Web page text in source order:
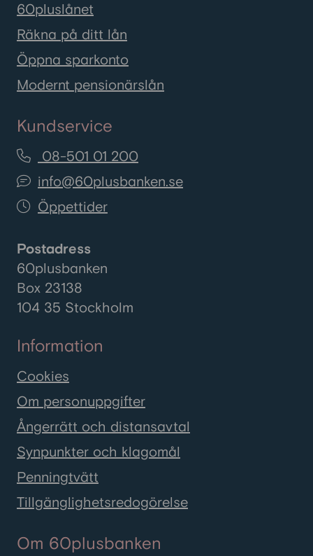
60pluslånet
Räkna på ditt lån
Öppna sparkonto
Modernt pensionärslån
Kundservice
08-501 01 200
info@60plusbanken.se
Öppettider
Postadress
60plusbanken
Box 23138
104 35 Stockholm
Information
Cookies
Om personuppgifter
Ångerrätt och distansavtal
Synpunkter och klagomål
Penningtvätt
Tillgänglighetsredogörelse
Om 60plusbanken